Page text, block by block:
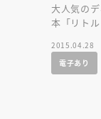
大人気の
本「リト
持ち歩こう
2015.04.28
電子あり